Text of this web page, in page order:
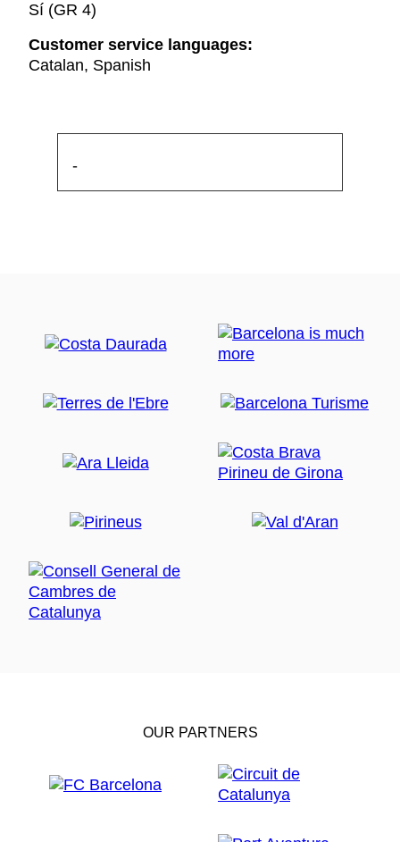
Sí (GR 4)
Customer service languages:
Catalan, Spanish
-
OUR PARTNERS